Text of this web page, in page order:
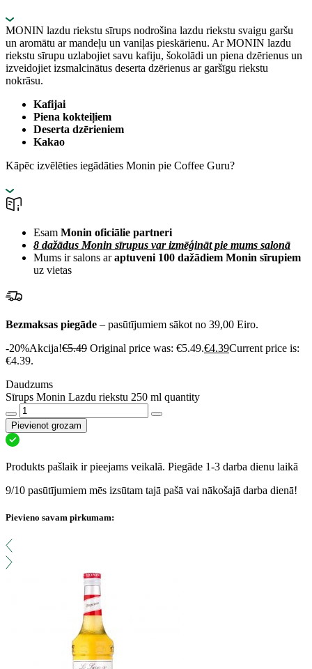
MONIN lazdu riekstu sīrups nodrošina lazdu riekstu svaigu garšu
un aromātu ar mandeļu un vaniļas pieskārienu. Ar MONIN lazdu
riekstu sīrupu uzlabojiet savu kafiju, šokolādi un piena dzērienus un
izveidojiet izsmalcinātus deserta dzērienus ar garšīgu riekstu
nokrāsu.
Kafijai
Piena kokteiļiem
Deserta dzērieniem
Kakao
Kāpēc izvēlēties iegādāties Monin pie Coffee Guru?
Esam Monin oficiālie partneri
8 dažādus Monin sīrupus var izmēģināt pie mums salonā
Mums ir salons araptuveni 100 dažādiem Monin sīrupiem
uz vietas
Bezmaksas piegāde – pasūtījumiem sākot no 39,00 Eiro.
-20%Akcija!€5.49 Original price was: €5.49.€4.39Current price is:
€4.39.
Daudzums
Sīrups Monin Lazdu riekstu 250 ml quantity
Pievienot grozam
Produkts pašlaik ir pieejams veikalā. Piegāde 1-3 darba dienu laikā
9/10 pasūtījumiem mēs izsūtam tajā pašā vai nākošajā darba dienā!
Pievieno savam pirkumam: